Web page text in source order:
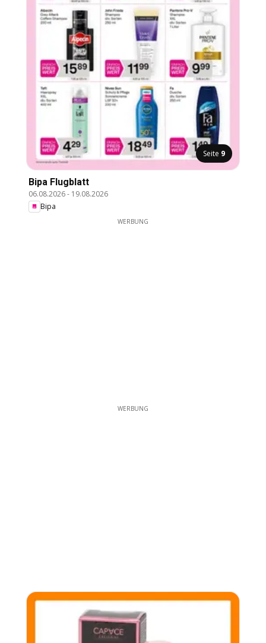
Seite 9
Bipa Flugblatt
06.08.2026- 19.08.2026
Bipa
WERBUNG
WERBUNG